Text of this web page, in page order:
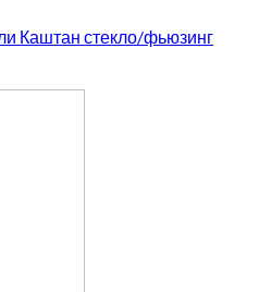
Каштан стекло/фьюзинг